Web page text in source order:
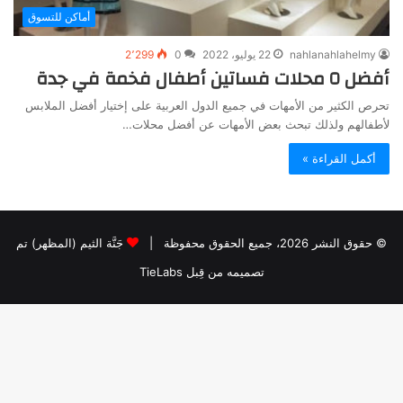
أماكن للتسوق
nahlanahlahelmy 22 يوليو، 2022 0 2٬299
أفضل ٥ محلات فساتين أطفال فخمة في جدة
تحرص الكثير من الأمهات في جميع الدول العربية على إختيار أفضل الملابس
لأطفالهم ولذلك تبحث بعض الأمهات عن أفضل محلات…
أكمل القراءة »
© حقوق النشر 2026، جميع الحقوق محفوظة |
جَنَّة الثيم (المظهر) تم
تصميمه من قِبل TieLabs